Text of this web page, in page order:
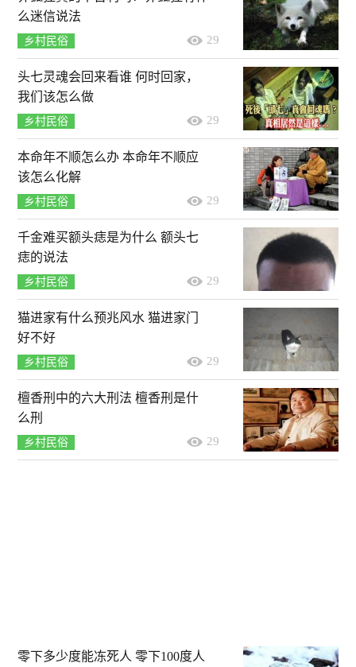
么迷信说法
乡村民俗 29
头七灵魂会回来看谁 何时回家，
我们该怎么做
乡村民俗 29
本命年不顺怎么办 本命年不顺应
该怎么化解
乡村民俗 29
千金难买额头痣是为什么 额头七
痣的说法
乡村民俗 29
猫进家有什么预兆风水 猫进家门
好不好
乡村民俗 29
檀香刑中的六大刑法 檀香刑是什
么刑
乡村民俗 29
零下多少度能冻死人 零下100度人